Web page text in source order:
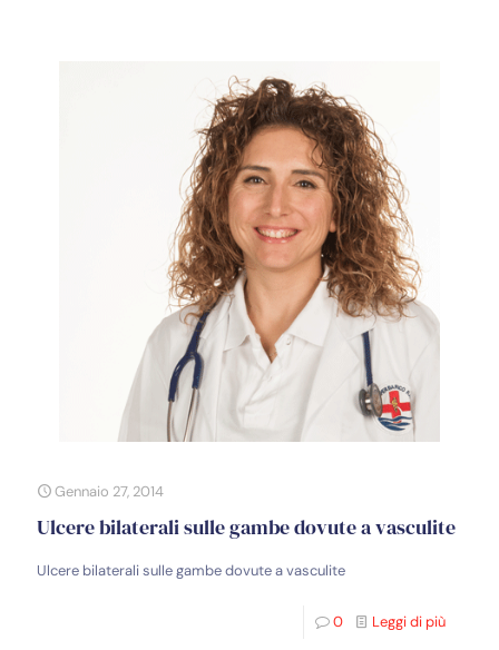
Gennaio 27, 2014
Ulcere bilaterali sulle gambe dovute a vasculite
Ulcere bilaterali sulle gambe dovute a vasculite
0 Leggi di più